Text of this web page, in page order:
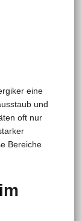
eine
und
oft nur
Bereiche